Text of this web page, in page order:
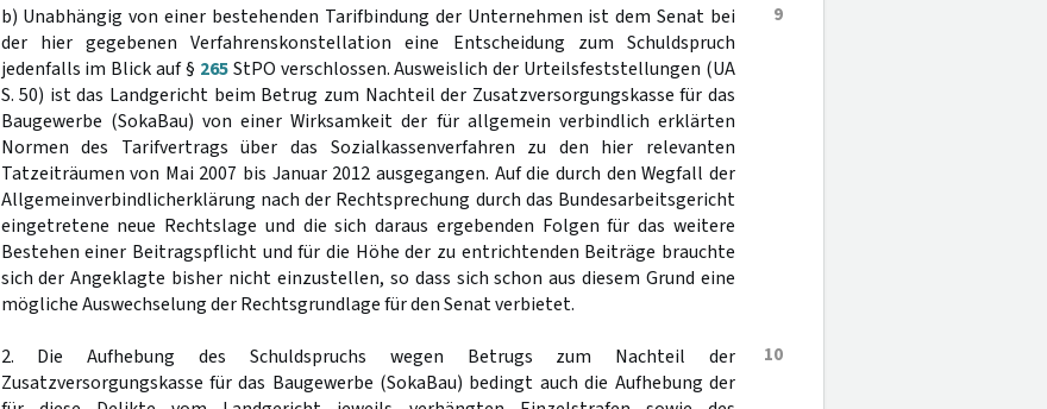
9
b) Unabhängig von einer bestehenden Tarifbindung der Unternehmen ist dem Senat bei
der hier gegebenen Verfahrenskonstellation eine Entscheidung zum Schuldspruch
jedenfalls im Blick auf § 265StPO verschlossen. Ausweislich der Urteilsfeststellungen (UA
S. 50) ist das Landgericht beim Betrug zum Nachteil der Zusatzversorgungskasse für das
Baugewerbe (SokaBau) von einer Wirksamkeit der für allgemein verbindlich erklärten
Normen des Tarifvertrags über das Sozialkassenverfahren zu den hier relevanten
Tatzeiträumen von Mai 2007 bis Januar 2012 ausgegangen. Auf die durch den Wegfall der
Allgemeinverbindlicherklärung nach der Rechtsprechung durch das Bundesarbeitsgericht
eingetretene neue Rechtslage und die sich daraus ergebenden Folgen für das weitere
Bestehen einer Beitragspflicht und für die Höhe der zu entrichtenden Beiträge brauchte
sich der Angeklagte bisher nicht einzustellen, so dass sich schon aus diesem Grund eine
mögliche Auswechselung der Rechtsgrundlage für den Senat verbietet.
10
2. Die Aufhebung des Schuldspruchs wegen Betrugs zum Nachteil der
Zusatzversorgungskasse für das Baugewerbe (SokaBau) bedingt auch die Aufhebung der